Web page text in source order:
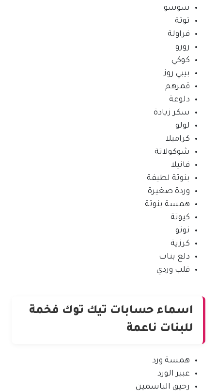
سوسو
توتة
فراولة
رورو
كوكي
بيبي روز
قمرهم
دلوعة
سكر زيادة
لولو
كراميلا
شوكولاتة
فانيلا
بنوتة لطيفة
وردة صغيرة
همسة بنوتة
كيوتة
نونو
كرزية
دلع بنات
قلب وردي
اسماء حسابات تيك توك فخمة
للبنات ناعمة
همسة ورد
عبير الورد
رحيق الياسمين